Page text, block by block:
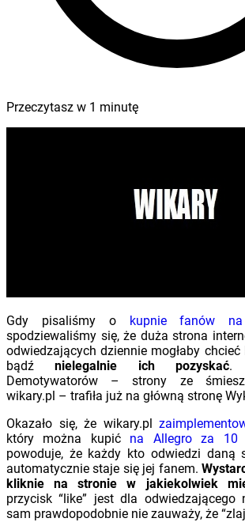
Przeczytasz w 1 minutę
Gdy pisaliśmy o kupnie fanów na
spodziewaliśmy się, że duża strona
odwiedzających dziennie mogłaby
bądźnielegalnie ich pozyskać.
Demotywatorów – strony ze
wikary.pl – trafiła już na główną stronę
Okazało się, że wikary.pl
który można kupić na Allegro za 10
powoduje, że każdy kto odwiedzi daną
automatycznie staje się jej fanem.
kliknie na stronie w jakiekolwiek
przycisk “like” jest dla odwiedzającego
sam prawdopodobnie nie zauważy, że